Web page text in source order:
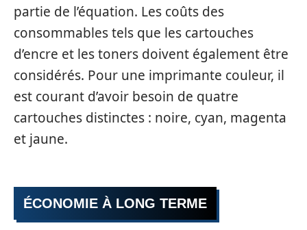
partie de l’équation. Les coûts des
consommables tels que les cartouches
d’encre et les toners doivent également être
considérés. Pour une imprimante couleur, il
est courant d’avoir besoin de quatre
cartouches distinctes : noire, cyan, magenta
et jaune.
ÉCONOMIE À LONG TERME